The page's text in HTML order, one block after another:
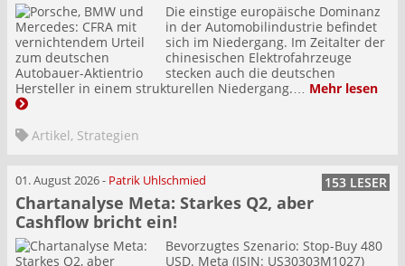
Die einstige europäische Dominanz
in der Automobilindustrie befindet
sich im Niedergang. Im Zeitalter der
chinesischen Elektrofahrzeuge
stecken auch die deutschen
Hersteller in einem strukturellen Niedergang.… Mehr lesen
Artikel, Strategien
01. August 2026- Patrik Uhlschmied 153 LESER
Chartanalyse Meta: Starkes Q2, aber
Cashflow bricht ein!
Bevorzugtes Szenario: Stop-Buy 480
USD. Meta (ISIN: US30303M1027)